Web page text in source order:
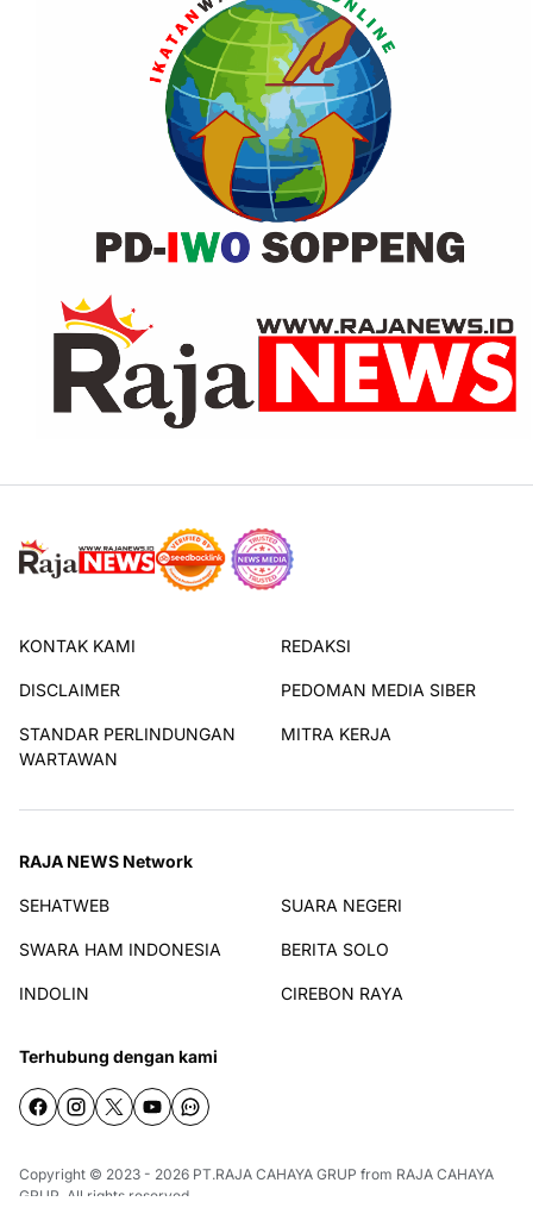
KONTAK KAMI REDAKSI
DISCLAIMER PEDOMAN MEDIA SIBER
STANDAR PERLINDUNGAN
WARTAWAN
MITRA KERJA
RAJA NEWS Network
SEHATWEB SUARA NEGERI
SWARA HAM INDONESIA BERITA SOLO
INDOLIN CIREBON RAYA
Terhubung dengan kami
Copyright © 2023 - 2026 PT.RAJA CAHAYA GRUP from RAJA CAHAYA
GRUP . All rights reserved.